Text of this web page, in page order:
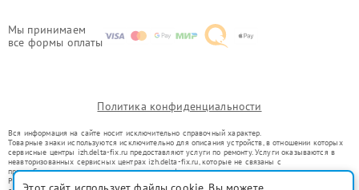
Мы принимаем
все формы оплаты
Политика конфиденциальности
Вся информация на сайте носит исключительно справочный характер.
Товарные знаки используются исключительно для описания устройств, в отношении которых
сервисные центры izh.delta-fix.ru предоставляют услуги по ремонту. Услуги оказываются в
неавторизованных сервисных центрах izh.delta-fix.ru, которые не связаны с
правообладателями товарных знаков или их официальными представителями.
Ремонт осуществляется для устройств, уже введенных в гражданский оборот в соответствии